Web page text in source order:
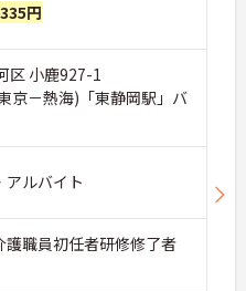
円
区 小鹿927-1
京－熱海)「東静岡駅」バ
アルバイト
職員初任者研修修了者